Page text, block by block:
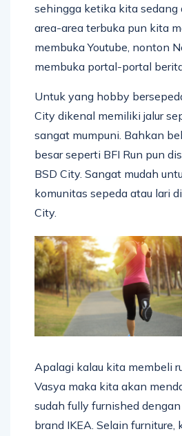
sehingga ketika kita sedang
area-area terbuka pun kita
membuka Youtube, nonton
membuka portal-portal
Untuk yang hobby
City dikenal memiliki jalur
sangat mumpuni. Bahkan
besar seperti BFI Run pun
BSD City. Sangat mudah
komunitas sepeda atau lari
City.
Apalagi kalau kita membeli
Vasya maka kita akan
sudah fully furnished
brand IKEA. Selain furniture,